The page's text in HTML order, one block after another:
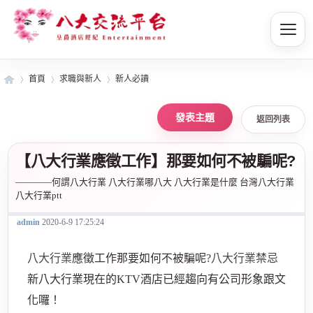
首頁 求職與新人 新人必讀
返回列表
【八大行業應徵工作】那要如何不被騙呢?
————何謂八大行業 八大行業哪八大 八大行業是什麼 台灣八大行業
八大行業ptt
admin 2020-6-9 17:25:24
八大行業應徵工作那要如何不被騙呢?八大行業禁忌
新八大行業現在的KTV酒店已經趨向有公司形象跟文
化囉！